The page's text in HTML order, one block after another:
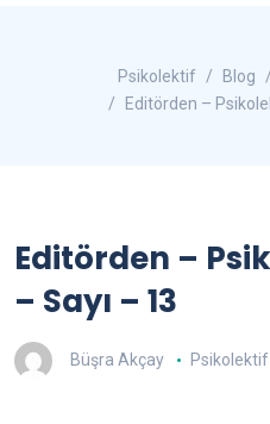
Psikolektif Blog
Editörden –
Editörden –
– Sayı – 13
Büşra Akçay